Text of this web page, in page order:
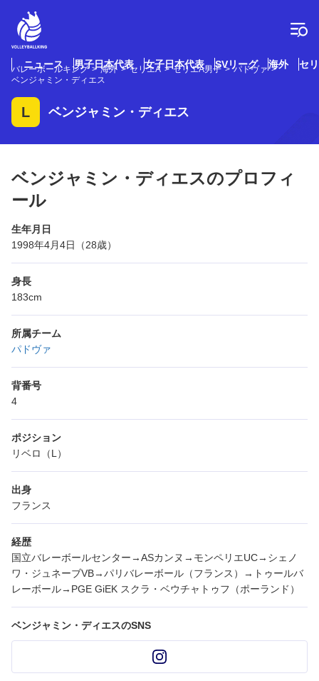
ニュース 男子日本代表 女子日本代表 SVリーグ 海外 セ
バレーボールキング 海外 セリエA セリエA男子
パドヴァ
ベンジャミン・ディエス
L ベンジャミン・ディエス
ベンジャミン・ディエスのプロフィ
ール
生年月日
1998年4月4日（28歳）
身長
183cm
所属チーム
パドヴァ
背番号
4
ポジション
リベロ（L）
出身
フランス
経歴
国立バレーボールセンター→ASカンヌ→モンペリエUC→シェノ
ワ・ジュネーブVB→パリバレーボール（フランス）→トゥールバ
レーボール→PGE GiEK スクラ・ベウチャトゥフ（ポーランド）
ベンジャミン・ディエスのSNS